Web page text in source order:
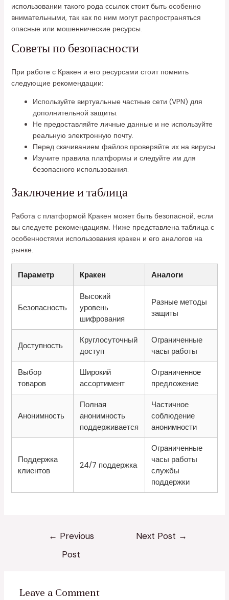
использовании такого рода ссылок стоит быть особенно
внимательными, так как по ним могут распространяться
опасные или мошеннические ресурсы.
Советы по безопасности
При работе с Кракен и его ресурсами стоит помнить
следующие рекомендации:
Используйте виртуальные частные сети (VPN) для
дополнительной защиты.
Не предоставляйте личные данные и не используйте
реальную электронную почту.
Перед скачиванием файлов проверяйте их на вирусы.
Изучите правила платформы и следуйте им для
безопасного использования.
Заключение и таблица
Работа с платформой Кракен может быть безопасной, если
вы следуете рекомендациям. Ниже представлена таблица с
особенностями использования кракен и его аналогов на
рынке.
Параметр Кракен Аналоги
Безопасность
Высокий
уровень
шифрования
Разные методы
защиты
Доступность
Круглосуточный
доступ
Ограниченные
часы работы
Выбор
товаров
Широкий
ассортимент
Ограниченное
предложение
Анонимность
Полная
анонимность
поддерживается
Частичное
соблюдение
анонимности
Поддержка
клиентов
24/7 поддержка
Ограниченные
часы работы
службы
поддержки
← Previous
Post
Next Post →
Leave a Comment